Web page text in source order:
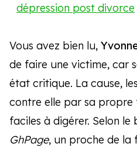
Vous avez bien lu,
de faire une victime, car
état critique. La cause,
contre elle par sa propre
faciles à digérer. Selon le
GhPage, un proche de la
dépression post divorce